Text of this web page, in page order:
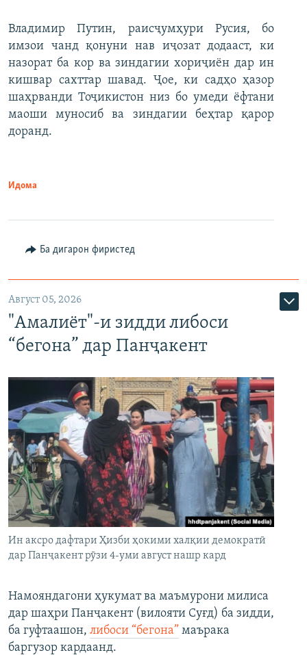
Владимир Путин, раисҷумҳури Русия, бо
имзои чанд қонуни нав иҷозат додааст, ки
назорат ба кор ва зиндагии хориҷиён дар ин
кишвар сахттар шавад. Ҷое, ки садҳо ҳазор
шаҳрванди Тоҷикистон низ бо умеди ёфтани
маоши муносиб ва зиндагии беҳтар қарор
доранд.
Идома
Ба дигарон фиристед
Август 05, 2026
"Амалиёт"-и зидди либоси
“бегона” дар Панҷакент
Ин аксро дафтари Ҳизби ҳокими халқии демократӣ
дар Панҷакент рӯзи 4-уми август нашр кард
Намояндагони ҳукумат ва маъмурони милиса
дар шаҳри Панҷакент (вилояти Суғд) ба зидди,
ба гуфтаашон, либоси “бегона” маърака
баргузор кардаанд.